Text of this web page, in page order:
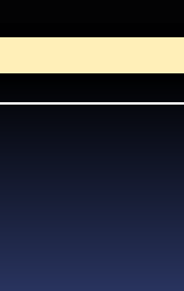
าด EV จากจีน
บต้องได้: วางราคา
29,945 ดอลลาร์